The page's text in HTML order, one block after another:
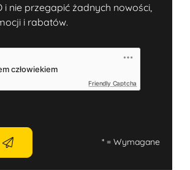
i nie przegapić żadnych nowości,
i rabatów.
Friendly Captcha
*= Wymagane